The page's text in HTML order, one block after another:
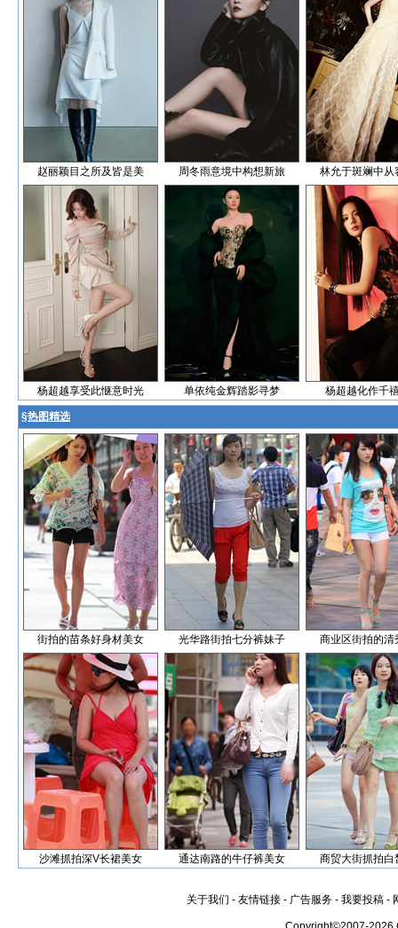
赵丽颖目之所及皆是美 周冬雨意境中构想新旅 林允于斑斓中从
杨超越享受此惬意时光 单依纯金辉踏影寻梦 杨超越化作千
§热图精选
街拍的苗条好身材美女 光华路街拍七分裤妹子 商业区街拍的清
沙滩抓拍深V长裙美女 通达南路的牛仔裤美女 商贸大街抓拍白
关于我们 - 友情链接 - 广告服务 - 我要投稿 -